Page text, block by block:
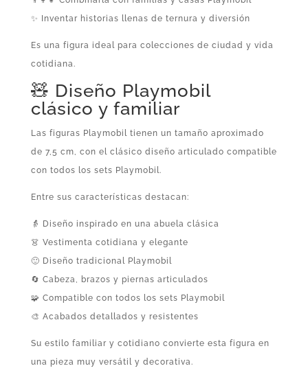
✨ Inventar historias llenas de ternura y diversión
Es una figura ideal para colecciones de ciudad y vida
cotidiana.
🧸 Diseño Playmobil
clásico y familiar
Las figuras Playmobil tienen un tamaño aproximado
de 7,5 cm, con el clásico diseño articulado compatible
con todos los sets Playmobil.
Entre sus características destacan:
👵 Diseño inspirado en una abuela clásica
👗 Vestimenta cotidiana y elegante
🙂 Diseño tradicional Playmobil
🔄 Cabeza, brazos y piernas articulados
🧩 Compatible con todos los sets Playmobil
🎨 Acabados detallados y resistentes
Su estilo familiar y cotidiano convierte esta figura en
una pieza muy versátil y decorativa.